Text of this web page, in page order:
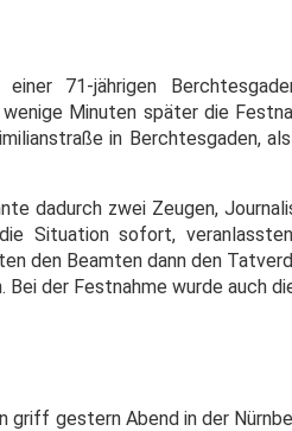
71-jährigen
Minuten später die
in Berchtesgaden,
dadurch zwei Zeugen,
Situation sofort,
den Beamten dann den
Bei der Festnahme wurde auch
gestern Abend in der